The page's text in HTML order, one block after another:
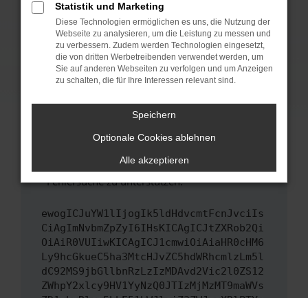
Betriebssystem auf dem neuesten Stand
sind.
Veraltete Software birgt nicht nur ein
Sicherheitsrisiko, sondern kann auch dazu
führen, dass bestimmte Funktionen nicht mehr
unterstützt werden.
Wende dich an den Webseitenbetreiber.
Wenn du alle oben genannten Schritte versucht
hast, kontaktiere uns bitte. Wir werden
uns diesen Text schicken, um uns bei der
Fehlersuche zu unterstützen:
ewogICJuYW1lIjogIk5ldHdvcmtFcnJvciIs
CiAgImNvbmZpZyI6IHsKICAgICJtZXRob2Qi
OiAiR0VUIiwKICAgICJ1cmwiOiAiaHR0cHM6
Ly9hcGkueC5ha3MtcHJvZC5hdWRhcmlzLm5l
dC92MS9jbGllbnRzLzIzMDAvd2Vic2l0ZS12
ZWhpY2xlcy9HV1YyNzQ0JTIzMjMzMT9maWVs
Statistik und Marketing
Diese Technologien ermöglichen es uns, die Nutzung der
Webseite zu analysieren, um die Leistung zu messen und
zu verbessern. Zudem werden Technologien eingesetzt,
die von dritten Werbetreibenden verwendet werden, um
Sie auf anderen Webseiten zu verfolgen und um Anzeigen
zu schalten, die für Ihre Interessen relevant sind.
Speichern
Optionale Cookies ablehnen
Alle akzeptieren